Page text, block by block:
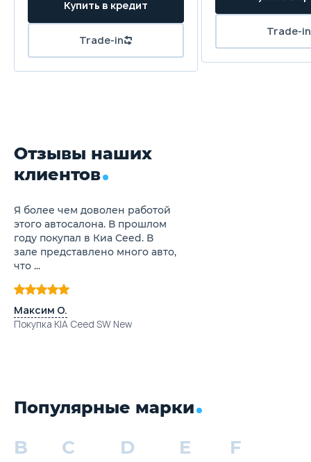
Отзывы наших
клиентов
Я более чем доволен работой
этого автосалона. В прошлом
году покупал в Киа Ceed. В
зале представлено много авто,
что ...
Максим О.
Покупка KIA Ceed SW New
Популярные марки
B C D E F